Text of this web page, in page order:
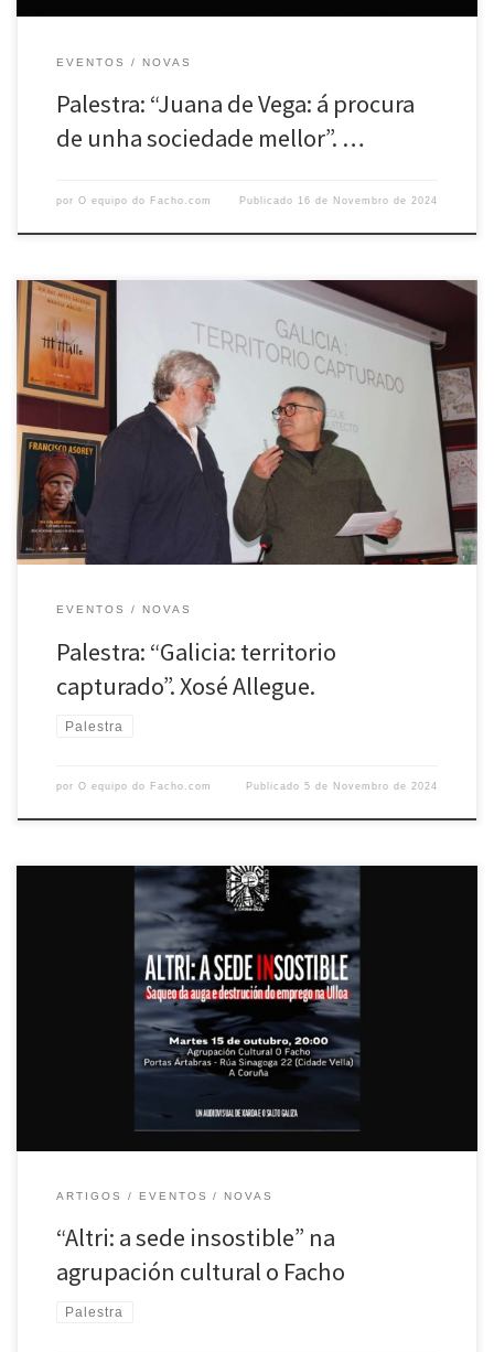
EVENTOS NOVAS
Palestra: “Juana de Vega: á procura
de unha sociedade mellor”. …
por O equipo do Facho.com Publicado 16 de Novembro de 2024
O pasado día 29 de outubro, en Portas Ártabras e dentro das palestras
celebradas por O Facho, interveu o arquitecto Xosé Allegue cunha
palestra titulada “Galicia: territorio capturado“. Este arquitecto, con
doutoramentos nas escolas de arquitectura de Lille e A Coruña, ocupa
desde 1993 o cargo de Xefe da Oficina […]
EVENTOS NOVAS
Palestra: “Galicia: territorio
capturado”. Xosé Allegue.
Palestra
por O equipo do Facho.com Publicado5 de Novembro de 2024
O pasado 15 de outubro, a agrupación cultural o Facho en Portas
Ártabras acolleu a proxección do impactante documental “Altri: a
sede insostible”. Este audiovisual, realizado por Elena Martín e Pablo
Santiago para Xarda e O Salto Galiza, nos amosa a cara máis escura
dun proxecto que ameaza o corazón […]
ARTIGOS EVENTOS NOVAS
“Altri: a sede insostible” na
agrupación cultural o Facho
Palestra